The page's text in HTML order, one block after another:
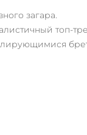
загара.
топ-